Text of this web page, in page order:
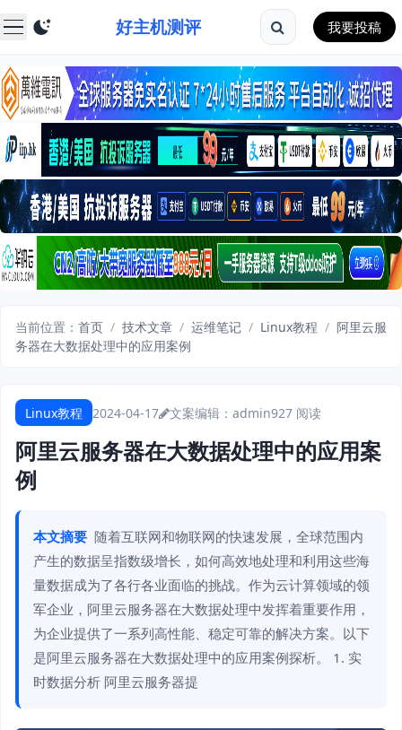
好主机测评 我要投稿
当前位置： 首页 / 技术文章 / 运维笔记 / Linux教程 / 阿里云服
务器在大数据处理中的应用案例
Linux教程 2024-04-17 文案编辑：admin927 阅读
阿里云服务器在大数据处理中的应用案
例
本文摘要 随着互联网和物联网的快速发展，全球范围内
产生的数据呈指数级增长，如何高效地处理和利用这些海
量数据成为了各行各业面临的挑战。作为云计算领域的领
军企业，阿里云服务器在大数据处理中发挥着重要作用，
为企业提供了一系列高性能、稳定可靠的解决方案。以下
是阿里云服务器在大数据处理中的应用案例探析。 1. 实
时数据分析 阿里云服务器提